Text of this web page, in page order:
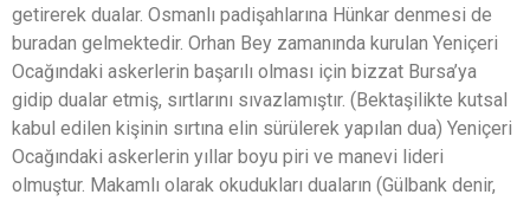
getirerek dualar. Osmanlı padişahlarına Hünkar denmesi de
buradan gelmektedir. Orhan Bey zamanında kurulan Yeniçeri
Ocağındaki askerlerin başarılı olması için bizzat Bursa’ya
gidip dualar etmiş, sırtlarını sıvazlamıştır. (Bektaşilikte kutsal
kabul edilen kişinin sırtına elin sürülerek yapılan dua) Yeniçeri
Ocağındaki askerlerin yıllar boyu piri ve manevi lideri
olmuştur. Makamlı olarak okudukları duaların (Gülbank denir,